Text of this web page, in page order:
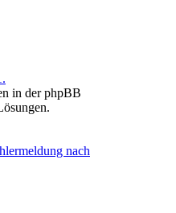
in der phpBB
nach